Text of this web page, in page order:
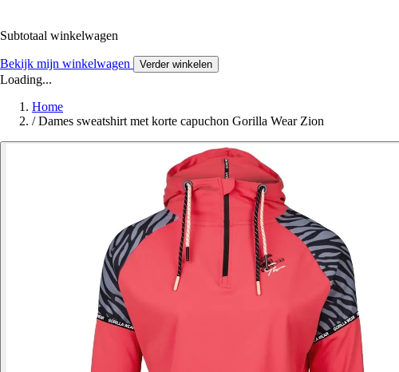
Subtotaal winkelwagen
Bekijk mijn winkelwagen Verder winkelen
Loading...
Home
/ Dames sweatshirt met korte capuchon Gorilla Wear Zion